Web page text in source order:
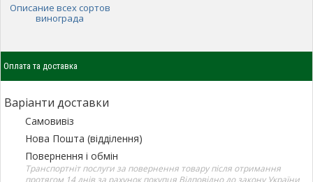
Описание всех сортов
винограда
Оплата та доставка
Варіанти доставки
Самовивіз
Нова Пошта (відділення)
Повернення і обмін
Транспортніт послуги за повернення товару після отримання
протягом 14 днів за рахунок покупця Відповідно до закону України